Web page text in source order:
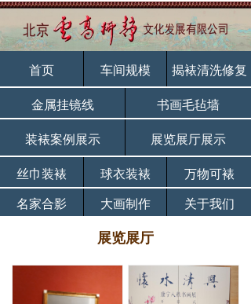
金属挂镜线
书画毛毡墙
装裱案例展示
展览展厅展示
首页 车间规模 揭裱清洗修复
名家合影 大画制作 关于我们
丝巾装裱 球衣装裱 万物可裱
展览展厅